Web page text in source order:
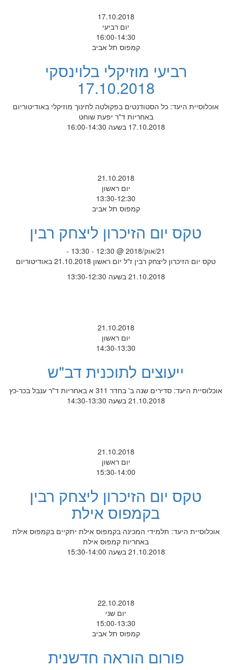
17.10.2018
יום רביעי
16:00-14:30
קמפוס תל אביב
רביעי מוזיקלי בלוינסקי
17.10.2018
אוכלוסיית היעד: כל הסטודנטים בפקולטה לחינוך מוזיקלי באודיטוריום
באחריות ד"ר יפעת שוחט
17.10.2018 בשעה 16:00-14:30
21.10.2018
יום ראשון
13:30-12:30
קמפוס תל אביב
טקס יום הזיכרון ליצחק רבין
21/אוק/2018 @ 12:30 - 13:30 -
טקס יום הזיכרון ליצחק רבין ז"ל יום ראשון 21.10.2018 באודיטוריום
21.10.2018 בשעה 13:30-12:30
21.10.2018
יום ראשון
14:30-13:30
ייעוצים לתוכנית דב"ש
אוכלוסיית היעד: סדירים שנה ב' בחדר 311 א באחריות ד"ר ענבל בכר-כץ
21.10.2018 בשעה 14:30-13:30
21.10.2018
יום ראשון
15:30-14:00
טקס יום הזיכרון ליצחק רבין
בקמפוס אילת
אוכלוסיית היעד: תלמידי המכינה בקמפוס אילת יתקיים בקמפוס אילת
באחריות קמפוס אילת
21.10.2018 בשעה 15:30-14:00
22.10.2018
יום שני
15:00-13:30
קמפוס תל אביב
פורום הוראה חדשנית